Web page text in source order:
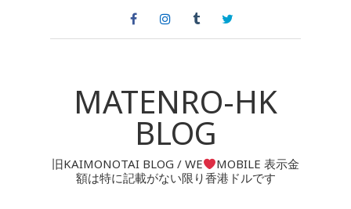
MATENRO-HK
BLOG
旧KAIMONOTAI BLOG / WE
MOBILE 表示金
額は特に記載がない限り香港ドルです